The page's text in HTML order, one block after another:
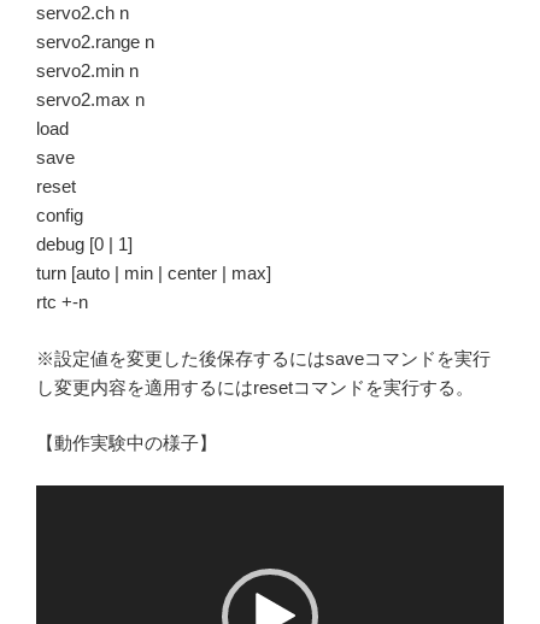
servo2.ch n
servo2.range n
servo2.min n
servo2.max n
load
save
reset
config
debug [0 | 1]
turn [auto | min | center | max]
rtc +-n
※設定値を変更した後保存するにはsaveコマンドを実行
し変更内容を適用するにはresetコマンドを実行する。
【動作実験中の様子】